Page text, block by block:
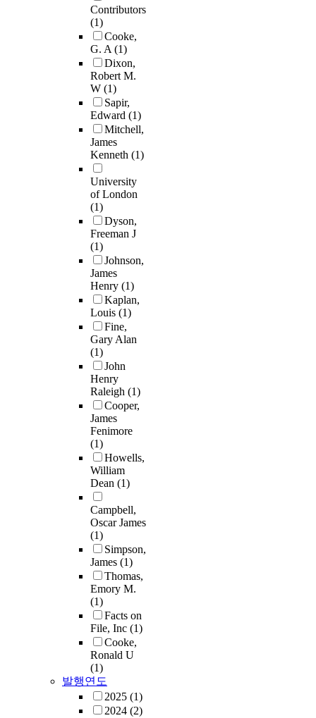
Contributors
(1)
Cooke,
G. A(1)
Dixon,
Robert M.
W (1)
Sapir,
Edward (1)
Mitchell,
James
Kenneth (1)
University
of London
(1)
Dyson,
Freeman J
(1)
Johnson,
James
Henry (1)
Kaplan,
Louis (1)
Fine,
Gary Alan
(1)
John
Henry
Raleigh (1)
Cooper,
James
Fenimore
(1)
Howells,
William
Dean (1)
Campbell,
Oscar James
(1)
Simpson,
James (1)
Thomas,
Emory M.
(1)
Facts on
File, Inc (1)
Cooke,
Ronald U
(1)
발행연도
2025 (1)
2024 (2)